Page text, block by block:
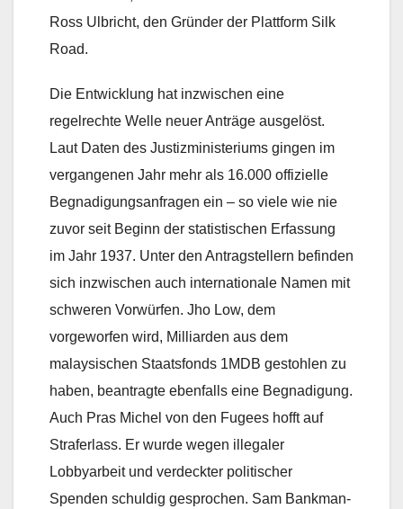
Ross Ulbricht, den Gründer der Plattform Silk
Road.
Die Entwicklung hat inzwischen eine
regelrechte Welle neuer Anträge ausgelöst.
Laut Daten des Justizministeriums gingen im
vergangenen Jahr mehr als 16.000 offizielle
Begnadigungsanfragen ein – so viele wie nie
zuvor seit Beginn der statistischen Erfassung
im Jahr 1937. Unter den Antragstellern befinden
sich inzwischen auch internationale Namen mit
schweren Vorwürfen. Jho Low, dem
vorgeworfen wird, Milliarden aus dem
malaysischen Staatsfonds 1MDB gestohlen zu
haben, beantragte ebenfalls eine Begnadigung.
Auch Pras Michel von den Fugees hofft auf
Straferlass. Er wurde wegen illegaler
Lobbyarbeit und verdeckter politischer
Spenden schuldig gesprochen. Sam Bankman-